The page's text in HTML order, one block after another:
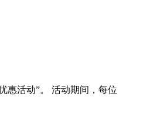
惠活动”。 活动期间，每位